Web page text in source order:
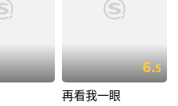
6.5
再看我一眼